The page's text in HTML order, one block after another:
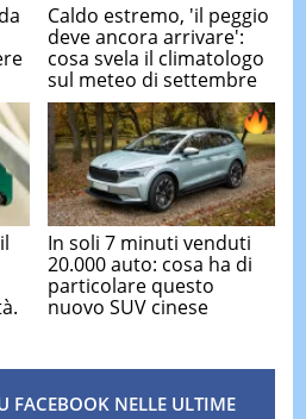
Caldo estremo, 'il peggio
deve ancora arrivare':
cosa svela il climatologo
sul meteo di settembre
In soli 7 minuti venduti
20.000 auto: cosa ha di
particolare questo
nuovo SUV cinese
FACEBOOK NELLE ULTIME